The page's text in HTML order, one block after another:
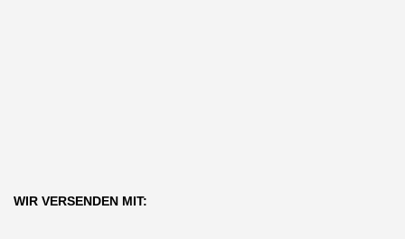
WIR VERSENDEN MIT: